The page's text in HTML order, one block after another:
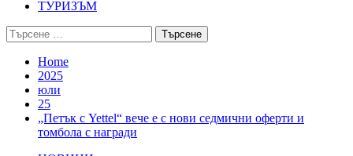
ТУРИЗЪМ
Търсене
за:
Home
2025
юли
25
„Петък с Yettel“ вече е с нови седмични оферти и
томбола с награди